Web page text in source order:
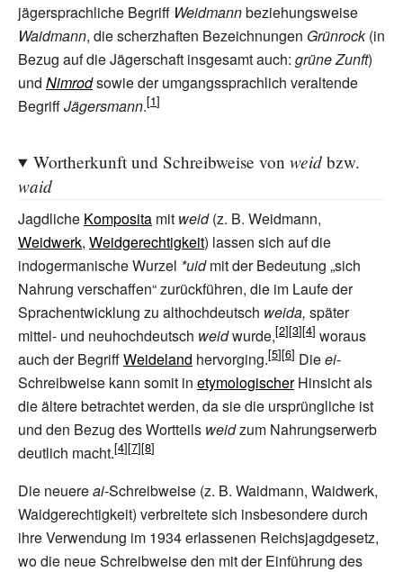
jägersprachliche Begriff Weidmannbeziehungsweise
Waidmann, die scherzhaften Bezeichnungen Grünrock(in
Bezug auf die Jägerschaft insgesamt auch: grüne Zunft)
und Nimrodsowie der umgangssprachlich veraltende
BegriffJägersmann.
Wortherkunft und Schreibweise von weidbzw.
waid
Jagdliche Komposita mit weid(z. B. Weidmann,
Weidwerk, Weidgerechtigkeit) lassen sich auf die
indogermanische Wurzel *uidmit der Bedeutung „sich
Nahrung verschaffen“ zurückführen, die im Laufe der
Sprachentwicklung zu althochdeutsch weida, später
mittel- und neuhochdeutsch weidwurde,
woraus
auch der BegriffWeideland hervorging. Dieei-
Schreibweise kann somit in etymologischerHinsicht als
die ältere betrachtet werden, da sie die ursprüngliche ist
und den Bezug des Wortteils weidzum Nahrungserwerb
deutlich macht.
Die neuereai-Schreibweise (z. B. Waidmann, Waidwerk,
Waidgerechtigkeit) verbreitete sich insbesondere durch
ihre Verwendung im 1934 erlassenen Reichsjagdgesetz,
wo die neue Schreibweise den mit der Einführung des